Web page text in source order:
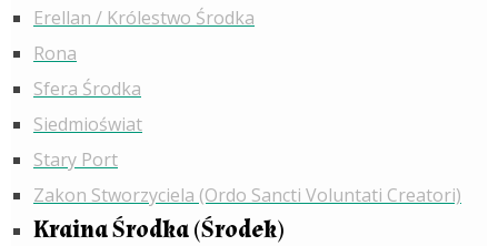
Erellan / Królestwo Środka
Rona
Sfera Środka
Siedmioświat
Stary Port
Zakon Stworzyciela (Ordo Sancti Voluntati Creatori)
Kraina Środka (Środek)